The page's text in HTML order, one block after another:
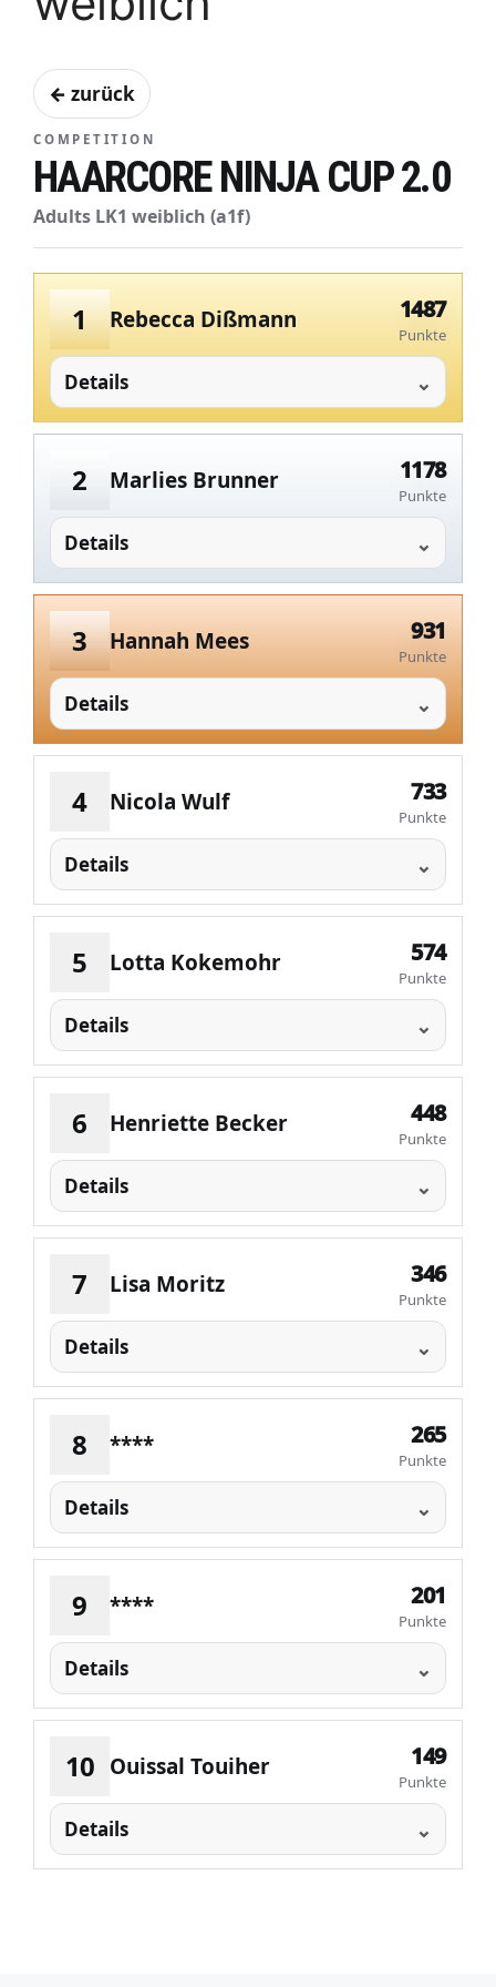
← zurück
COMPETITION
HAARCORE NINJA CUP 2.0
Adults LK1 weiblich (a1f)
1 Rebecca Dißmann 1487
Punkte
Details
2 Marlies Brunner 1178
Punkte
Details
3 Hannah Mees 931
Punkte
Details
4 Nicola Wulf 733
Punkte
Details
5 Lotta Kokemohr 574
Punkte
Details
6 Henriette Becker 448
Punkte
Details
7 Lisa Moritz 346
Punkte
Details
8 **** 265
Punkte
Details
9 **** 201
Punkte
Details
10 Ouissal Touiher 149
Punkte
Details